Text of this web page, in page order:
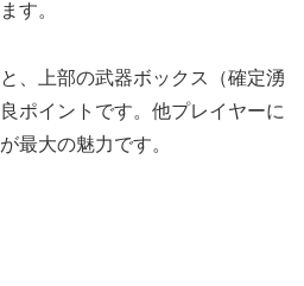
す。
、上部の武器ボックス（確定湧
ポイントです。他プレイヤーに
最大の魅力です。